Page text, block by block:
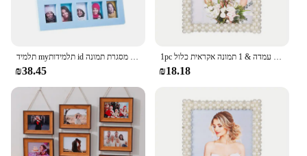
תלמיד myתלמידות id תמונה ילדים כיתה שיא בכיתה קטנה בתיכון צילום פלסטיק מסגרת תמונה
₪38.45
1pc פנינים אבני חן אבני פלסטיק מסגרת עם עמדה & 1 תמונה אקראית כלול
₪18.18